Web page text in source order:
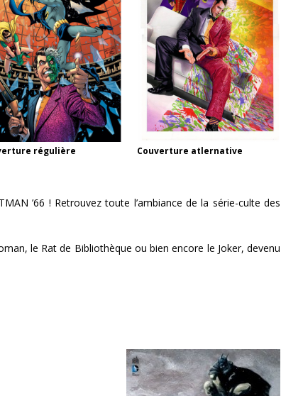
Couverture atlernative
régulière
’66 ! Retrouvez toute l’ambiance de la série-culte des
le Rat de Bibliothèque ou bien encore le Joker, devenu